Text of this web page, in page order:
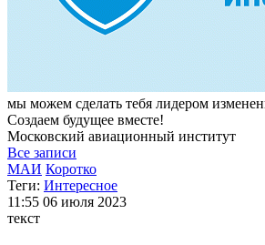
мы можем сделать тебя лидером
Создаем будущее вместе!
Московский авиационный институт
Все записи
МАИ Коротко
Теги: Интересное
11:55 06 июля 2023
текст